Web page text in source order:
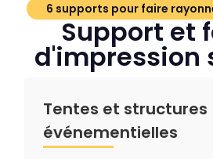
6 supports pour faire
Support et
d'impression
Tentes et structures
événementielles